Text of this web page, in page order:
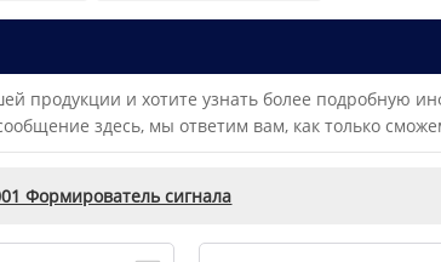
продукции и хотите узнать более подробную
здесь, мы ответим вам, как только
Формирователь сигнала